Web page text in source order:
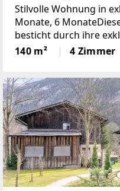
Stilvolle Wohnung in
Monate, 6
besticht durch ihre
besonders stimmiges
großzügige
140 m² 4 Zimmer